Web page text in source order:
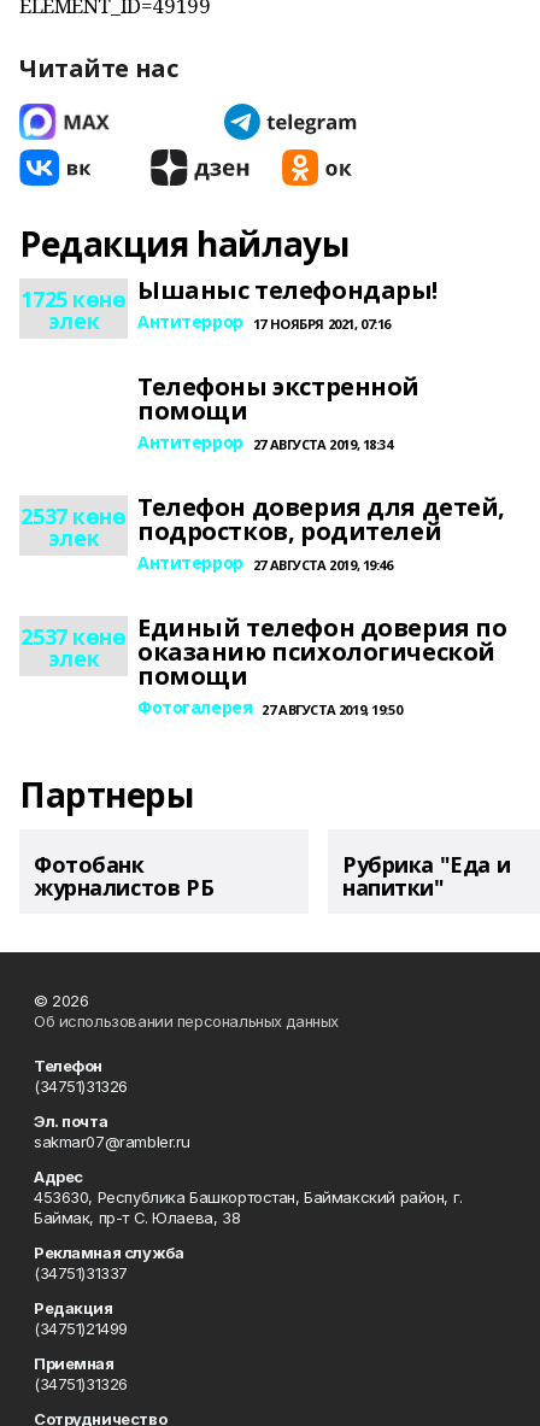
Читайте нас
Редакция һайлауы
1725 көнө
элек
Ышаныс телефондары!
Антитеррор 17 НОЯБРЯ 2021, 07:16
Телефоны экстренной
помощи
Антитеррор 27 АВГУСТА 2019, 18:34
2537 көнө
элек
Телефон доверия для детей,
подростков, родителей
Антитеррор 27 АВГУСТА 2019, 19:46
2537 көнө
элек
Единый телефон доверия по
оказанию психологической
помощи
Фотогалерея 27 АВГУСТА 2019, 19:50
Партнеры
Фотобанк
журналистов РБ
Рубрика "Еда и
напитки"
© 2026
Об использовании персональных данных
Телефон
(34751)31326
Эл. почта
sakmar07@rambler.ru
Адрес
453630, Республика Башкортостан, Баймакский район, г.
Баймак, пр-т С. Юлаева, 38
Рекламная служба
(34751)31337
Редакция
(34751)21499
Приемная
(34751)31326
Сотрудничество